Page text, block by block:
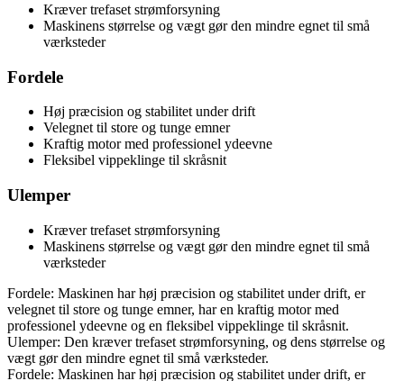
Kræver trefaset strømforsyning
Maskinens størrelse og vægt gør den mindre egnet til små
værksteder
Fordele
Høj præcision og stabilitet under drift
Velegnet til store og tunge emner
Kraftig motor med professionel ydeevne
Fleksibel vippeklinge til skråsnit
Ulemper
Kræver trefaset strømforsyning
Maskinens størrelse og vægt gør den mindre egnet til små
værksteder
Fordele: Maskinen har høj præcision og stabilitet under drift, er
velegnet til store og tunge emner, har en kraftig motor med
professionel ydeevne og en fleksibel vippeklinge til skråsnit.
Ulemper: Den kræver trefaset strømforsyning, og dens størrelse og
vægt gør den mindre egnet til små værksteder.
Fordele: Maskinen har høj præcision og stabilitet under drift, er